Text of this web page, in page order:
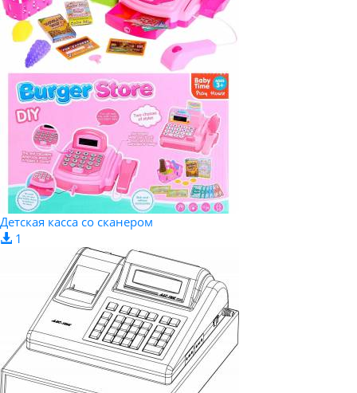
Детская касса со сканером
1